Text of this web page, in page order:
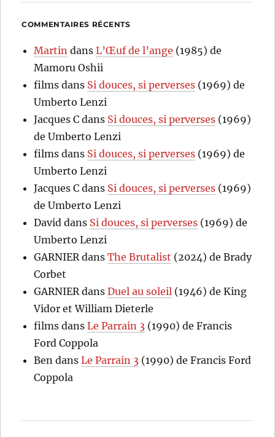
COMMENTAIRES RÉCENTS
Martin dansL’Œuf de l’ange (1985) de
Mamoru Oshii
films dans Si douces, si perverses (1969) de
Umberto Lenzi
Jacques C dans Si douces, si perverses (1969)
de Umberto Lenzi
films dans Si douces, si perverses (1969) de
Umberto Lenzi
Jacques C dans Si douces, si perverses (1969)
de Umberto Lenzi
David dans Si douces, si perverses (1969) de
Umberto Lenzi
GARNIER dansThe Brutalist (2024) de Brady
Corbet
GARNIER dansDuel au soleil (1946) de King
Vidor et William Dieterle
films dansLe Parrain 3 (1990) de Francis
Ford Coppola
Ben dansLe Parrain 3 (1990) de Francis Ford
Coppola